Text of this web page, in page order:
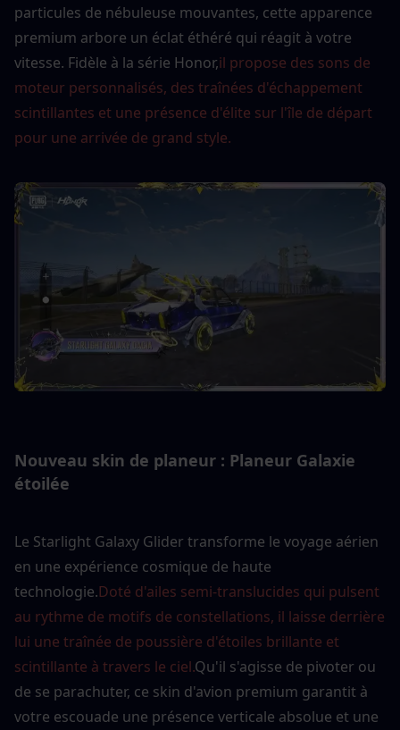
particules de nébuleuse mouvantes, cette apparence
premium arbore un éclat éthéré qui réagit à votre
vitesse. Fidèle à la série Honor,il propose des sons de
moteur personnalisés, des traînées d'échappement
scintillantes et une présence d'élite sur l'île de départ
pour une arrivée de grand style.
Nouveau skin de planeur : Planeur Galaxie
étoilée
Le Starlight Galaxy Glider transforme le voyage aérien
en une expérience cosmique de haute
technologie.Doté d'ailes semi-translucides qui pulsent
au rythme de motifs de constellations, il laisse derrière
lui une traînée de poussière d'étoiles brillante et
scintillante à travers le ciel.Qu'il s'agisse de pivoter ou
de se parachuter, ce skin d'avion premium garantit à
votre escouade une présence verticale absolue et une